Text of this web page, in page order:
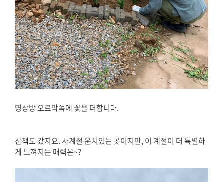
명상방 오르막쪽에 꽃을 더합니다.
산책도 갔지요. 사계절 운치있는 곳이지만, 이 계절이 더 특별하
게 느껴지는 매력은~?